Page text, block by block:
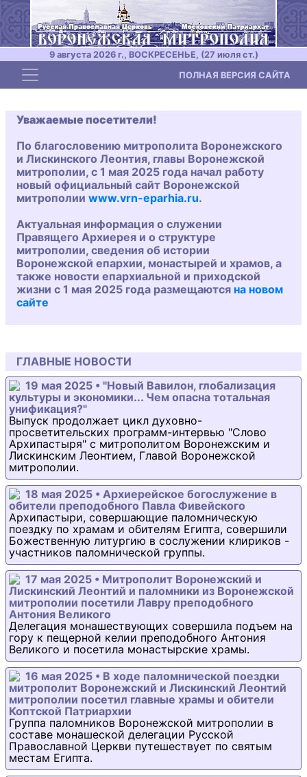
9 августа 2026 г., ВОСКРЕСЕНЬЕ, (27 июля ст.)
Toggle navigation ПОЛНАЯ ВЕРСИЯ САЙТА
Уважаемые посетители!
По благословению митрополита Воронежского
и Лискинского Леонтия, главы Воронежской
митрополии, с 1 мая 2025 года начал работу
новый официальный сайт Воронежской
митрополии www.vrn-eparhia.ru.
Актуальная информация о служении
Правящего Архиерея и о структуре
митрополии, сведения об истории
Воронежской епархии, монастырей и храмов, а
также новости епархиальной и приходской
жизни с 1 мая 2025 года размещаются на новом
сайте
ГЛАВНЫЕ НОВОСТИ
19 мая 2025 • "Новый Вавилон, глобализация
культуры и экономики... Чем опасна тотальная
унификация?"
Выпуск продолжает цикл духовно-
просветительских программ-интервью "Слово
Архипастыря" с митрополитом Воронежским и
Лискинским Леонтием, Главой Воронежской
митрополии.
18 мая 2025 • Архиерейское богослужение в
обители преподобного Павла Фивейского
Архипастыри, совершающие паломническую
поездку по храмам и обителям Египта, совершили
Божественную литургию в сослужении клириков -
участников паломнической группы.
17 мая 2025 • Митрополит Воронежский и
Лискинский Леонтий и паломники из Воронежской
митрополии посетили Лавру преподобного
Антония Великого
Делегация монашествующих совершила подъем на
гору к пещерной келии преподобного Антония
Великого и посетила монастырские храмы.
16 мая 2025 • В ходе паломнической поездки
митрополит Воронежский и Лискинский Леонтий
митрополии посетил главные храмы и обители
Коптской Патриархии
Группа паломников Воронежской митрополии в
составе монашеской делегации Русской
Православной Церкви путешествует по святым
местам Египта.